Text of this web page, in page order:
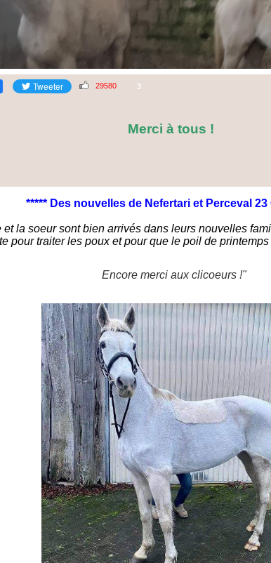
29580 3
Merci à tous !
***** Des nouvelles de Nefertari et Perceval 23
et la soeur sont bien arrivés dans leurs nouvelles
pour traiter les poux et pour que le poil de
Encore merci aux clicoeurs !"